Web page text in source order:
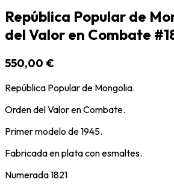
República Popular de
del Valor en Combate
550,00 €
República Popular de Mongolia.
Orden del Valor en Combate.
Primer modelo de 1945.
Fabricada en plata con esmaltes.
Numerada 1821